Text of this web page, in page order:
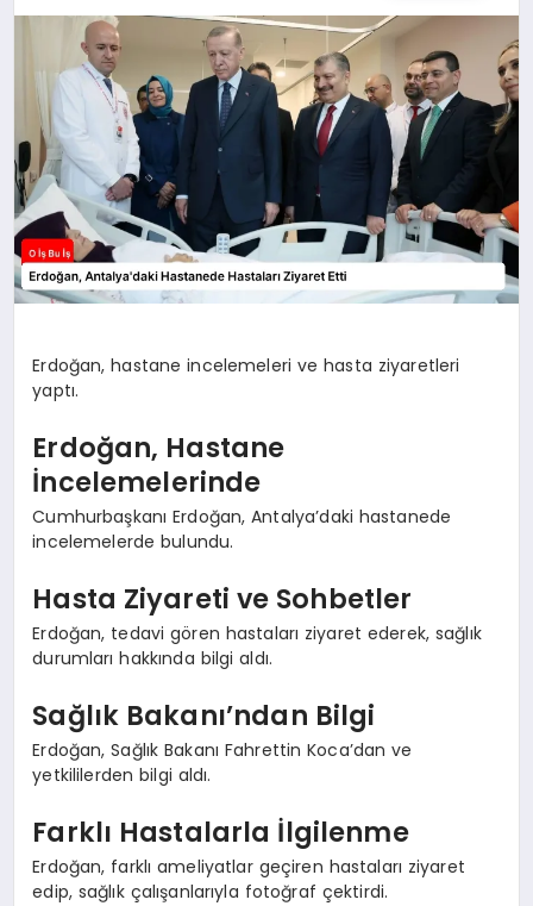
Erdoğan, hastane incelemeleri ve hasta ziyaretleri
yaptı.
Erdoğan, Hastane
İncelemelerinde
Cumhurbaşkanı Erdoğan, Antalya’daki hastanede
incelemelerde bulundu.
Hasta Ziyareti ve Sohbetler
Erdoğan, tedavi gören hastaları ziyaret ederek, sağlık
durumları hakkında bilgi aldı.
Sağlık Bakanı’ndan Bilgi
Erdoğan, Sağlık Bakanı Fahrettin Koca’dan ve
yetkililerden bilgi aldı.
Farklı Hastalarla İlgilenme
Erdoğan, farklı ameliyatlar geçiren hastaları ziyaret
edip, sağlık çalışanlarıyla fotoğraf çektirdi.